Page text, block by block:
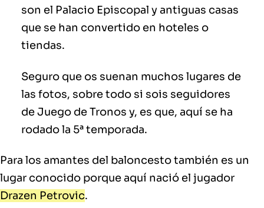
son el Palacio Episcopal y antiguas casas
que se han convertido en hoteles o
tiendas.
Seguro que os suenan muchos lugares de
las fotos, sobre todo si sois seguidores
de Juego de Tronos y, es que, aquí se ha
rodado la 5ª temporada.
Para los amantes del baloncesto también es un
lugar conocido porque aquí nació el jugador
Drazen Petrovic.